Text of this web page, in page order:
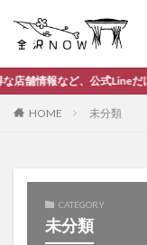
、公式Lineだけの限定情報
HOME 未分類
CATEGORY
未分類